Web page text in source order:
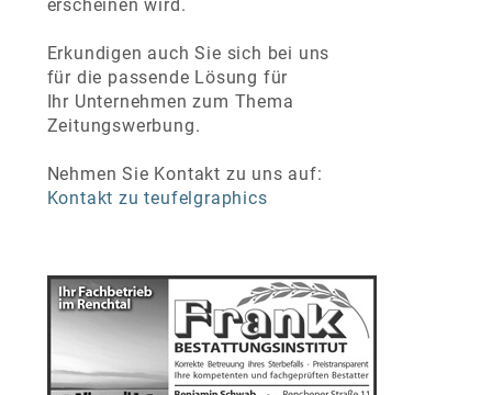
erscheinen wird.
Erkundigen auch Sie sich bei uns
für die passende Lösung für
Ihr Unternehmen zum Thema
Zeitungswerbung.
Nehmen Sie Kontakt zu uns auf:
Kontakt zu teufelgraphics